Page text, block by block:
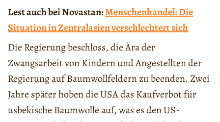
Lest auch bei Novastan:Menschenhandel: Die
Situation in Zentralasien verschlechtert sich
Die Regierung beschloss, die Ära der
Zwangsarbeit von Kindern und Angestellten der
Regierung auf Baumwollfeldern zu beenden. Zwei
Jahre später hoben die USA das Kaufverbot für
usbekische Baumwolle auf, was es den US-